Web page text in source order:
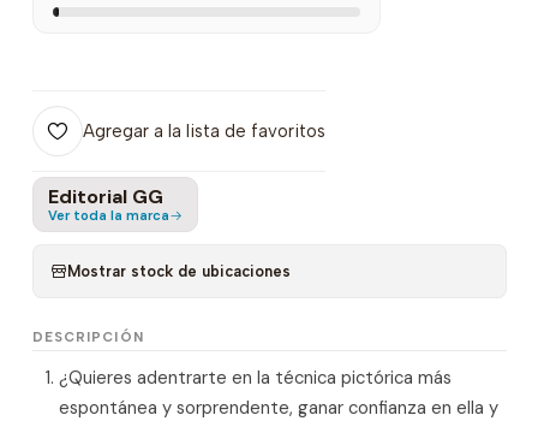
Agregar a la lista de favoritos
Editorial GG
Ver toda la marca
Mostrar stock de ubicaciones
DESCRIPCIÓN
¿Quieres adentrarte en la técnica pictórica más
espontánea y sorprendente, ganar confianza en ella y